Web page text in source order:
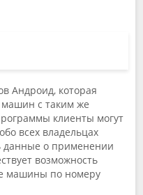
Андроид, которая
машин с таким же
клиенты могут
всех владельцах
данные о применении
возможность
машины по номеру